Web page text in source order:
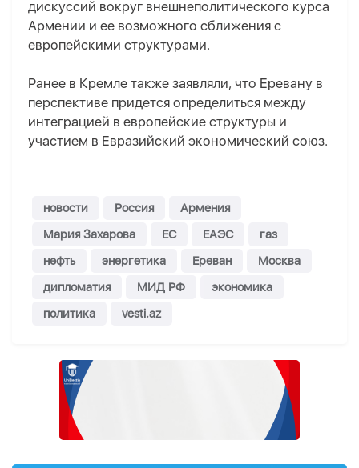
дискуссий вокруг внешнеполитического курса
Армении и ее возможного сближения с
европейскими структурами.
Ранее в Кремле также заявляли, что Еревану в
перспективе придется определиться между
интеграцией в европейские структуры и
участием в Евразийский экономический союз.
новости Россия
Армения
Мария Захарова
ЕС ЕАЭС
газ
нефть
энергетика Ереван
Москва
дипломатия
МИД РФ
экономика
политика
vesti.az